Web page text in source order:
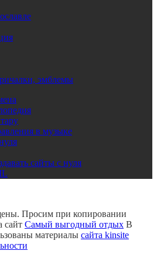
эмблемы
в музыке
сайты с нуля
Просим при копировании
сайт Самый выгодный отдых В
материалы сайта kinsite